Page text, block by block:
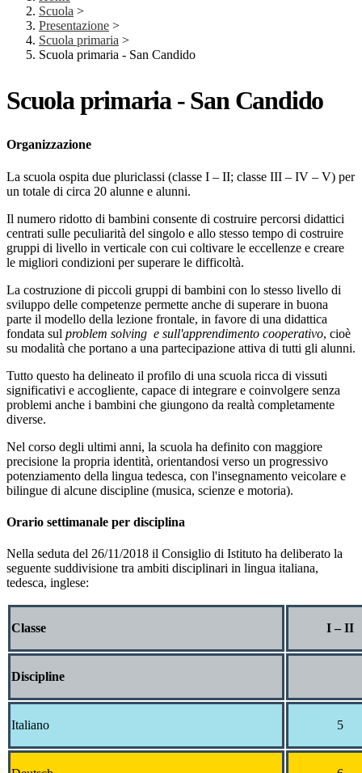
Scuola >
Presentazione >
Scuola primaria >
Scuola primaria - San Candido
Scuola primaria - San Candido
Organizzazione
La scuola ospita due pluriclassi (classe I – II; classe III – IV – V) per
un totale di circa 20 alunne e alunni.
Il numero ridotto di bambini consente di costruire percorsi didattici
centrati sulle peculiarità del singolo e allo stesso tempo di costruire
gruppi di livello in verticale con cui coltivare le eccellenze e creare
le migliori condizioni per superare le difficoltà.
La costruzione di piccoli gruppi di bambini con lo stesso livello di
sviluppo delle competenze permette anche di superare in buona
parte il modello della lezione frontale, in favore di una didattica
fondata sul problem solving e sull'apprendimento cooperativo, cioè
su modalità che portano a una partecipazione attiva di tutti gli alunni.
Tutto questo ha delineato il profilo di una scuola ricca di vissuti
significativi e accogliente, capace di integrare e coinvolgere senza
problemi anche i bambini che giungono da realtà completamente
diverse.
Nel corso degli ultimi anni, la scuola ha definito con maggiore
precisione la propria identità, orientandosi verso un progressivo
potenziamento della lingua tedesca, con l'insegnamento veicolare e
bilingue di alcune discipline (musica, scienze e motoria).
Orario settimanale per disciplina
Nella seduta del 26/11/2018 il Consiglio di Istituto ha deliberato la
seguente suddivisione tra ambiti disciplinari in lingua italiana,
tedesca, inglese:
Classe I – II
Discipline
Italiano 5